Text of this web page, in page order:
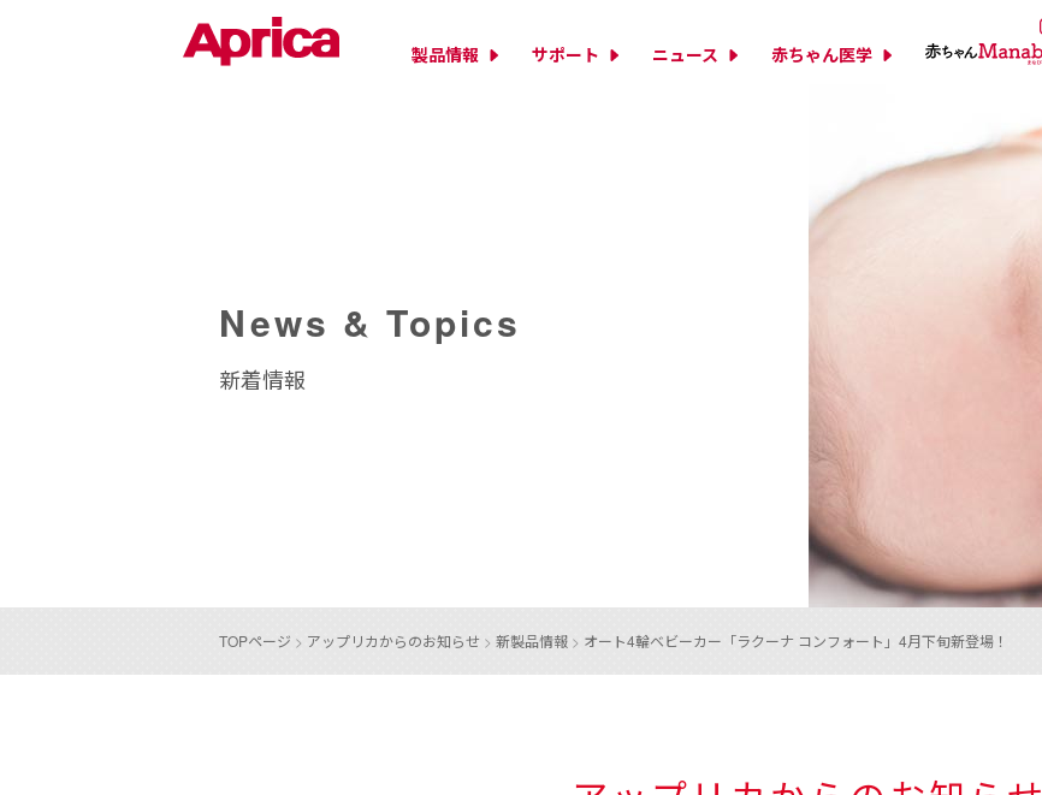
製品情報 サポート ニュース 赤ちゃん医学
News & Topics
新着情報
TOPページ > アップリカからのお知らせ > 新製品情報 > オート4輪ベビーカー「ラクーナ コンフォート」4月下旬新登場！